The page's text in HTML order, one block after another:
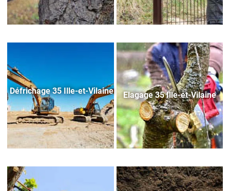
Défrichage 35 Ille-et-Vilaine Elagage 35 Ille-et-Vilaine